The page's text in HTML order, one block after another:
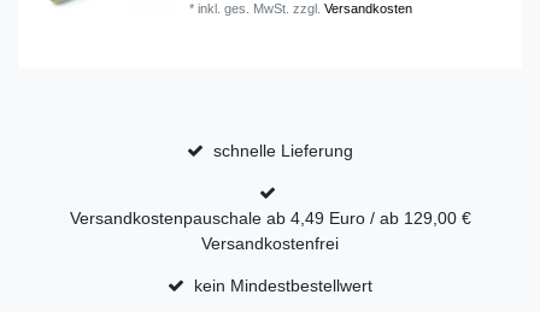
*inkl. ges. MwSt. zzgl.Versandkosten
schnelle Lieferung
Versandkostenpauschale ab 4,49 Euro / ab 129,00 €
Versandkostenfrei
kein Mindestbestellwert